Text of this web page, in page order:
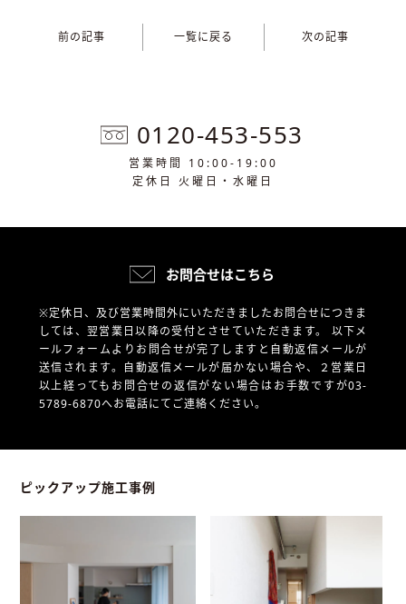
前の記事 一覧に戻る 次の記事
0120-453-553
営業時間 10:00-19:00
定休日 火曜日・水曜日
お問合せはこちら
※定休日、及び営業時間外にいただきましたお問合せにつきま
しては、翌営業日以降の受付とさせていただきます。 以下メ
ールフォームよりお問合せが完了しますと自動返信メールが
送信されます。自動返信メールが届かない場合や、
２営業日
以上経ってもお問合せの返信がない場合はお手数ですが03-
5789-6870へお電話にてご連絡ください。
ピックアップ施工事例